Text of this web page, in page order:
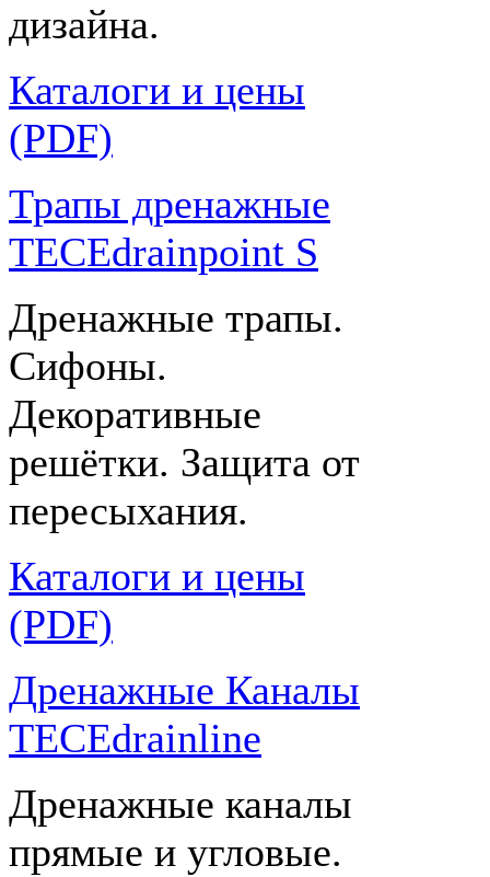
дизайна.
Каталоги и цены
(PDF)
Трапы дренажные
TECEdrainpoint S
Дренажные трапы.
Сифоны.
Декоративные
решётки. Защита от
пересыхания.
Каталоги и цены
(PDF)
Дренажные Каналы
TECEdrainline
Дренажные каналы
прямые и угловые.